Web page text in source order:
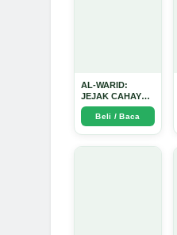
AL-WARID:
JEJAK CAHAYA
DI ANTARA DUA
ZAMAN - Arda
Dinata
Beli / Baca